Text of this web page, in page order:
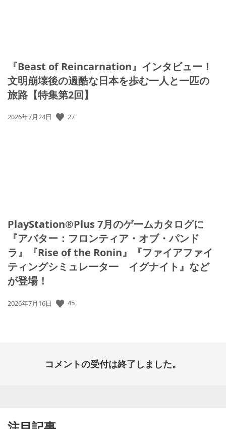
『Beast of Reincarnation』インタビュー！
文明崩壊後の過酷な日本を歩む一人と一匹の
旅路【特集第2回】
公
2026年7月24日 27
PlayStation®Plus 7月のゲームカタログに
『アバター：フロンティア・オブ・パンド
ラ』『Rise of the Ronin』『ファイアファイ
ティングシミュレ一タ一 イグナイト』など
が登場！
公
2026年7月16日 45
コメントの受付は終了しました。